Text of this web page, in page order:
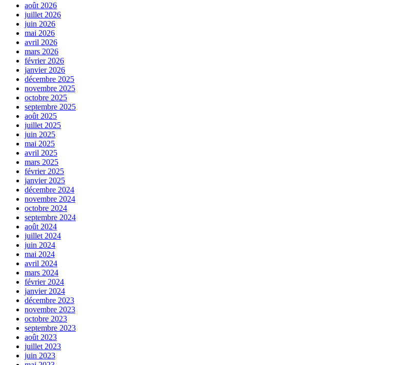
août 2026
juillet 2026
juin 2026
mai 2026
avril 2026
mars 2026
février 2026
janvier 2026
décembre 2025
novembre 2025
octobre 2025
septembre 2025
août 2025
juillet 2025
juin 2025
mai 2025
avril 2025
mars 2025
février 2025
janvier 2025
décembre 2024
novembre 2024
octobre 2024
septembre 2024
août 2024
juillet 2024
juin 2024
mai 2024
avril 2024
mars 2024
février 2024
janvier 2024
décembre 2023
novembre 2023
octobre 2023
septembre 2023
août 2023
juillet 2023
juin 2023